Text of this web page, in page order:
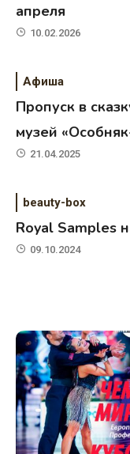
апреля
10.02.2026
Афиша
Пропуск в
музей
21.04.2025
beauty-box
Royal Samples
09.10.2024